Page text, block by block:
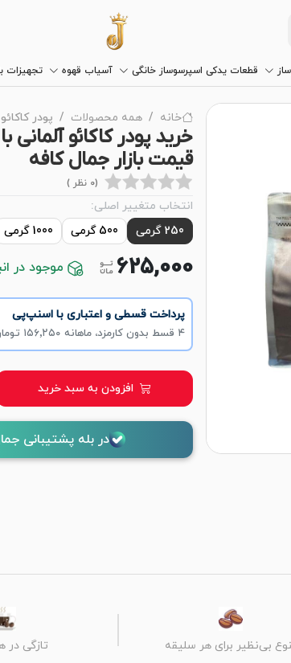
قطعات یدکی اسپرسوساز خانگی آسیاب قهوه تجهیزات
خانه همه محصولات پودر
خرید پودر کاکائو
قیمت بازار جمال کافه
(0 نظر )
انتخاب متغییر اصلی:
250 گرمی
500 گرمی 1000 گرمی
625,000 موجود در
پرداخت قسطی و اعتباری با اسنپ‌پی
۴ قسط بدون کارمزد، ماهانه ۱۵۶٬۲۵۰ تومان
افزودن به سبد خرید
در بله پشتیبانی
بی‌نظیر برای هر سلیقه تازگی در